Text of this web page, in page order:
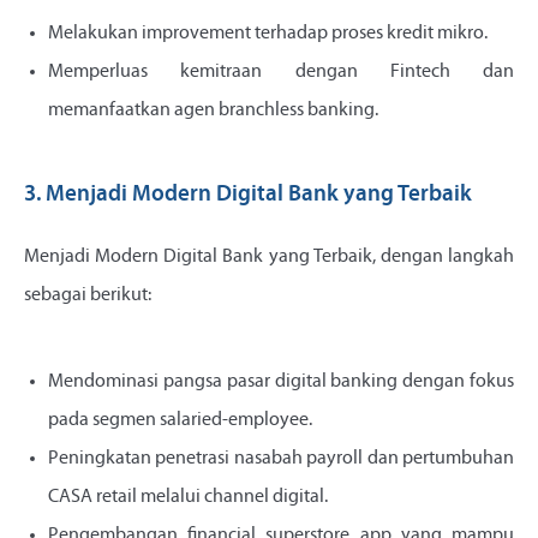
Melakukan improvement terhadap proses kredit mikro.
Memperluas kemitraan dengan Fintech dan
memanfaatkan agen branchless banking.
3. Menjadi Modern Digital Bank yang Terbaik
Menjadi Modern Digital Bank yang Terbaik, dengan langkah
sebagai berikut:
Mendominasi pangsa pasar digital banking dengan fokus
pada segmen salaried-employee.
Peningkatan penetrasi nasabah payroll dan pertumbuhan
CASA retail melalui channel digital.